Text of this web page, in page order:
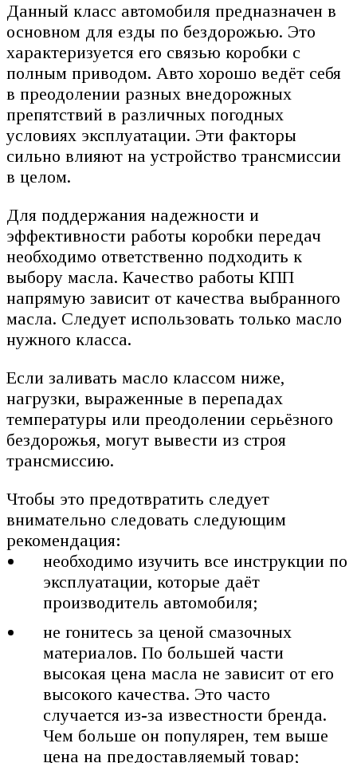
Данный класс автомобиля предназначен в
основном для езды по бездорожью. Это
характеризуется его связью коробки с
полным приводом. Авто хорошо ведёт себя
в преодолении разных внедорожных
препятствий в различных погодных
условиях эксплуатации. Эти факторы
сильно влияют на устройство трансмиссии
в целом.
Для поддержания надежности и
эффективности работы коробки передач
необходимо ответственно подходить к
выбору масла. Качество работы КПП
напрямую зависит от качества выбранного
масла. Следует использовать только масло
нужного класса.
Если заливать масло классом ниже,
нагрузки, выраженные в перепадах
температуры или преодолении серьёзного
бездорожья, могут вывести из строя
трансмиссию.
Чтобы это предотвратить следует
внимательно следовать следующим
рекомендация:
необходимо изучить все инструкции по
эксплуатации, которые даёт
производитель автомобиля;
не гонитесь за ценой смазочных
материалов. По большей части
высокая цена масла не зависит от его
высокого качества. Это часто
случается из-за известности бренда.
Чем больше он популярен, тем выше
цена на предоставляемый товар;